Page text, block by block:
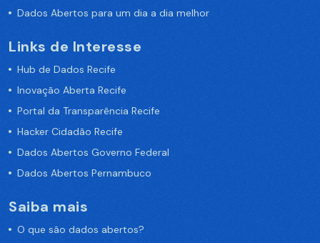
Dados Abertos para um dia a dia melhor
Links de Interesse
Hub de Dados Recife
Inovação Aberta Recife
Portal da Transparência Recife
Hacker Cidadão Recife
Dados Abertos Governo Federal
Dados Abertos Pernambuco
Saiba mais
O que são dados abertos?